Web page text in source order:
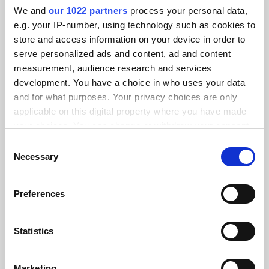
We and our 1022 partners process your personal data,
e.g. your IP-number, using technology such as cookies to
store and access information on your device in order to
serve personalized ads and content, ad and content
measurement, audience research and services
development. You have a choice in who uses your data
and for what purposes. Your privacy choices are only
applicable on this digital property where you have made
the Privacy trigger icon.
Collect information about your geographical location
Identify your device by actively scanning it for
Find out more about how your personal data is processed
Selection
Necessary
Preferences
Statistics
KLANTVERHALEN
Lees de getuigenissen van
onze tevreden klanten
over onze gegevens. We weten
kunnen het op verschillende systemen
hergebruiken in plaats van integraties